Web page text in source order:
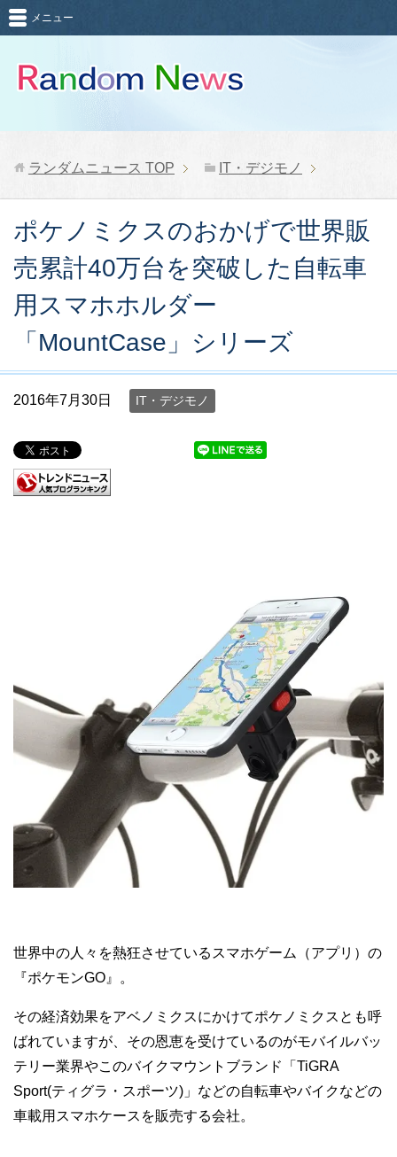
メニュー
ランダムニュース TOP IT・デジモノ
ポケノミクスのおかげで世界販
売累計40万台を突破した自転車
用スマホホルダー
「MountCase」シリーズ
2016年7月30日 IT・デジモノ
世界中の人々を熱狂させているスマホゲーム（アプリ）の
『ポケモンGO』。
その経済効果をアベノミクスにかけてポケノミクスとも呼
ばれていますが、その恩恵を受けているのがモバイルバッ
テリー業界やこのバイクマウントブランド「TiGRA
Sport(ティグラ・スポーツ)」などの自転車やバイクなどの
車載用スマホケースを販売する会社。